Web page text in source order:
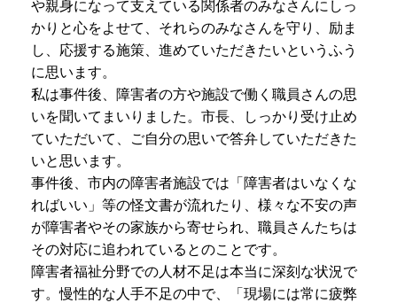
や親身になって支えている関係者のみなさんにしっ
かりと心をよせて、それらのみなさんを守り、励ま
し、応援する施策、進めていただきたいというふう
に思います。
私は事件後、障害者の方や施設で働く職員さんの思
いを聞いてまいりました。市長、しっかり受け止め
ていただいて、ご自分の思いで答弁していただきた
いと思います。
事件後、市内の障害者施設では「障害者はいなくな
ればいい」等の怪文書が流れたり、様々な不安の声
が障害者やその家族から寄せられ、職員さんたちは
その対応に追われているとのことです。
障害者福祉分野での人材不足は本当に深刻な状況で
す。慢性的な人手不足の中で、「現場には常に疲弊